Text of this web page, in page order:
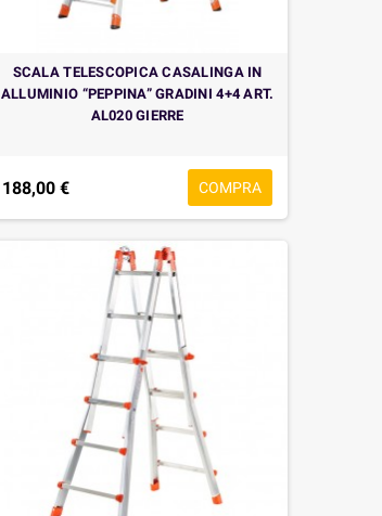
SCALA TELESCOPICA CASALINGA IN
ALLUMINIO “PEPPINA” GRADINI 4+4 ART.
AL020 GIERRE
188,00 € COMPRA